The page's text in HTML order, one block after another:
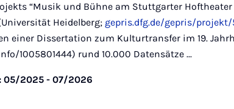
“Musik und Bühne am Stuttgarter Hoftheater
Heidelberg; gepris.dfg.de/gepris/projekt/
einer Dissertation zum Kulturtransfer im 19.
1005801444) rund 10.000 Datensätze ...
05/2025 - 07/2026